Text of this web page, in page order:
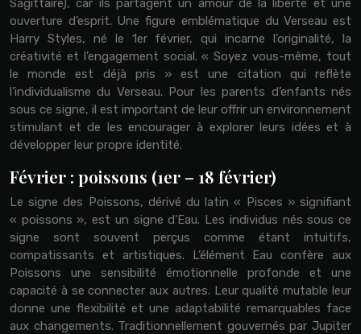
ouverture d’esprit. Une figure emblématique du Verseau est
Harry Styles, né le 1er février, qui incarne l’originalité, la
créativité et l’engagement social. « Soyez vous-même, tout
le monde est déjà pris » est une citation qui reflète
l’individualisme du Verseau. Pour les parents d’enfants nés
sous ce signe, il est important de leur offrir un environnement
stimulant et de les encourager à explorer leurs idées et à
développer leur propre identité.
Février : poissons (1er – 18 février)
Le signe des Poissons, dérivé du latin « Pisces » signifiant
« poissons », est un signe d’Eau. Les individus nés sous ce
signe sont souvent perçus comme étant intuitifs,
compatissants et artistiques. L’élément Eau confère aux
Poissons une sensibilité émotionnelle profonde et une
capacité à se connecter aux autres. Leur qualité mutable leur
donne une flexibilité et une adaptabilité remarquables face
aux changements. Traditionnellement gouvernés par Jupiter